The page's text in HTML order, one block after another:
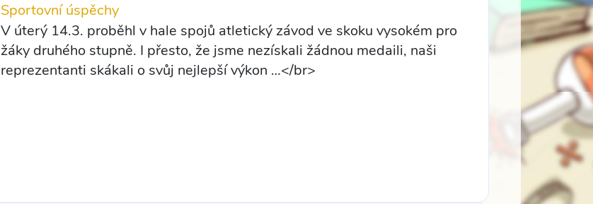
Sportovní úspěchy
V úterý 14.3. proběhl v hale spojů atletický závod ve skoku vysokém pro
žáky druhého stupně. I přesto, že jsme nezískali žádnou medaili, naši
reprezentanti skákali o svůj nejlepší výkon …</br>